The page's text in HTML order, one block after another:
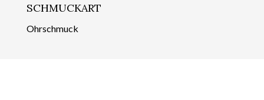
SCHMUCKART
Ohrschmuck